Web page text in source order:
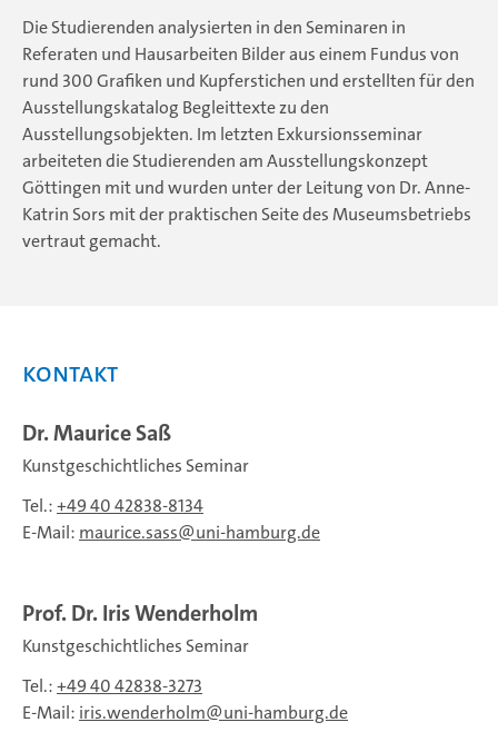
Die Studierenden analysierten in den Seminaren in
Referaten und Hausarbeiten Bilder aus einem Fundus von
rund 300 Grafiken und Kupferstichen und erstellten für den
Ausstellungskatalog Begleittexte zu den
Ausstellungsobjekten. Im letzten Exkursionsseminar
arbeiteten die Studierenden am Ausstellungskonzept
Göttingen mit und wurden unter der Leitung von Dr. Anne-
Katrin Sors mit der praktischen Seite des Museumsbetriebs
vertraut gemacht.
Kontakt
Dr. Maurice Saß
Kunstgeschichtliches Seminar
Tel.:+49 40 42838-8134
E-Mail: maurice.sass uni-hamburg.de
Prof. Dr. Iris Wenderholm
Kunstgeschichtliches Seminar
Tel.:+49 40 42838-3273
E-Mail: iris.wenderholm uni-hamburg.de